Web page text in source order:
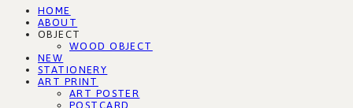
HOME
ABOUT
OBJECT
WOOD OBJECT
NEW
STATIONERY
ART PRINT
ART POSTER
POSTCARD